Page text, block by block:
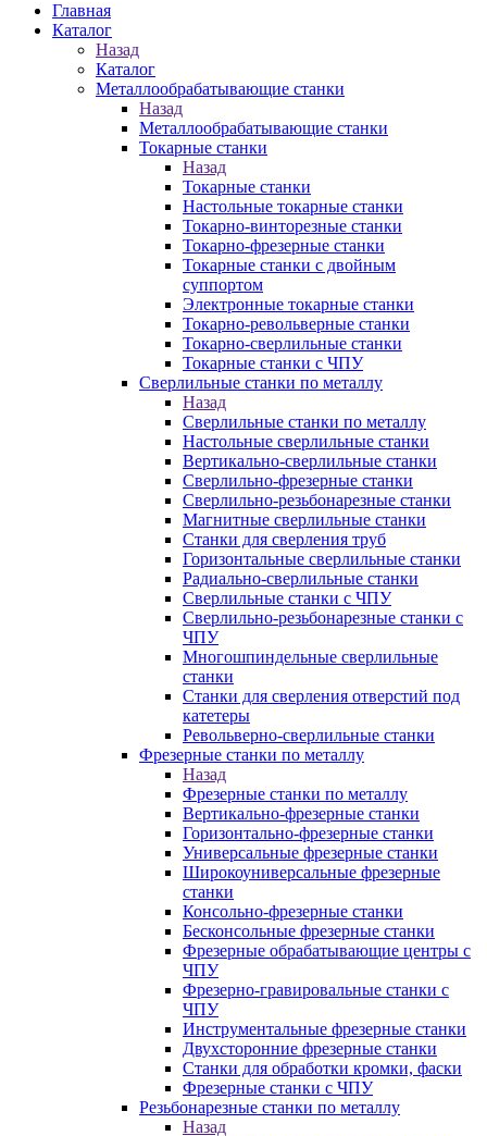
Главная
Каталог
Назад
Каталог
Металлообрабатывающие станки
Назад
Металлообрабатывающие станки
Токарные станки
Назад
Токарные станки
Настольные токарные станки
Токарно-винторезные станки
Токарно-фрезерные станки
Токарные станки с двойным
суппортом
Электронные токарные станки
Токарно-револьверные станки
Токарно-сверлильные станки
Токарные станки с ЧПУ
Сверлильные станки по металлу
Назад
Сверлильные станки по металлу
Настольные сверлильные станки
Вертикально-сверлильные станки
Сверлильно-фрезерные станки
Сверлильно-резьбонарезные станки
Магнитные сверлильные станки
Станки для сверления труб
Горизонтальные сверлильные станки
Радиально-сверлильные станки
Сверлильные станки с ЧПУ
Сверлильно-резьбонарезные станки с
ЧПУ
Многошпиндельные сверлильные
станки
Станки для сверления отверстий под
катетеры
Револьверно-сверлильные станки
Фрезерные станки по металлу
Назад
Фрезерные станки по металлу
Вертикально-фрезерные станки
Горизонтально-фрезерные станки
Универсальные фрезерные станки
Широкоуниверсальные фрезерные
станки
Консольно-фрезерные станки
Бесконсольные фрезерные станки
Фрезерные обрабатывающие центры с
ЧПУ
Фрезерно-гравировальные станки с
ЧПУ
Инструментальные фрезерные станки
Двухсторонние фрезерные станки
Станки для обработки кромки, фаски
Фрезерные станки с ЧПУ
Резьбонарезные станки по металлу
Назад